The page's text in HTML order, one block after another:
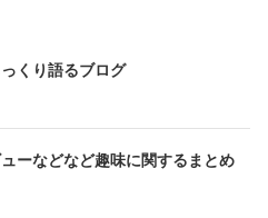
くり語るブログ
ーなどなど趣味に関するまとめ